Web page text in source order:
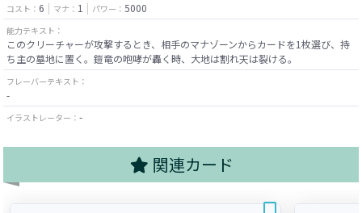
コスト： 6 マナ： 1 パワー： 5000
能力テキスト：
このクリーチャーが攻撃するとき、相手のマナゾーンからカードを1枚選び、持
ち主の墓地に置く。鎧竜の咆哮が轟く時、大地は割れ天は裂ける。
フレーバーテキスト：
-
イラストレーター： -
関連カード